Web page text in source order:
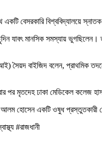
বেসরকারি বিশ্ববিদ্যালয়ে
যাবৎ মানসিক সমস্যায় ভুগছিলেন।
সৈয়দ বাইজিদ বলেন, প্রাথমিক
মৃতদেহ ঢাকা মেডিকেল কলেজ
আলম হোসেন একটি ওষুধ প্রস্তুতকারী
#রাজধানী